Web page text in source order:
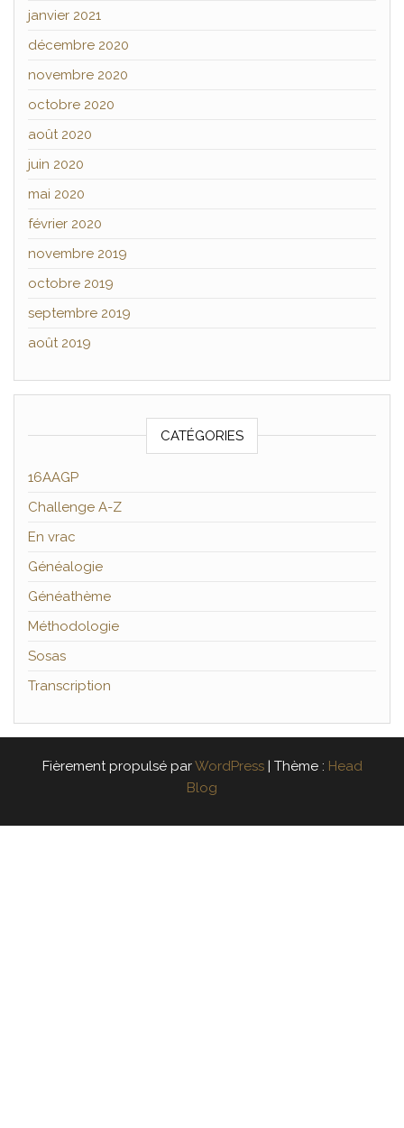
janvier 2021
décembre 2020
novembre 2020
octobre 2020
août 2020
juin 2020
mai 2020
février 2020
novembre 2019
octobre 2019
septembre 2019
août 2019
CATÉGORIES
16AAGP
Challenge A-Z
En vrac
Généalogie
Généathème
Méthodologie
Sosas
Transcription
Fièrement propulsé parWordPress | Thème : Head
Blog